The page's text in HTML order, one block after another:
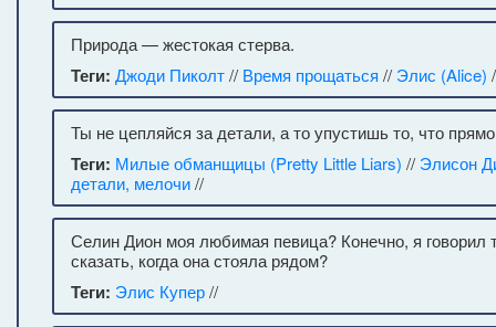
Природа — жестокая стерва.
Теги: Джоди Пиколт// Время прощаться // Элис (Alice)
Ты не цепляйся за детали, а то упустишь то, что
Теги: Милые обманщицы (Pretty Little Liars) // Элисон
детали, мелочи//
Селин Дион моя любимая певица? Конечно, я говорил
сказать, когда она стояла рядом?
Теги: Элис Купер//